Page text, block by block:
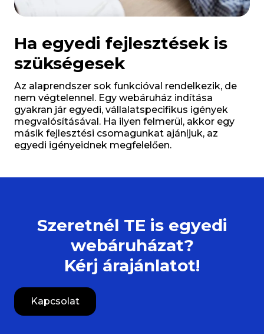
Ha egyedi fejlesztések is
szükségesek
Az alaprendszer sok funkcióval rendelkezik, de
nem végtelennel. Egy webáruház indítása
gyakran jár egyedi, vállalatspecifikus igények
megvalósításával. Ha ilyen felmerül, akkor egy
másik fejlesztési csomagunkat ajánljuk, az
egyedi igényeidnek megfelelően.
Szeretnél TE is egyedi
webáruházat?
Kérj árajánlatot!
Kapcsolat